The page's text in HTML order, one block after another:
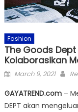
Fashion
The Goods
Kolaborasikan
Posted
March 9, 2021
GAYATREND.com –
DEPT akan